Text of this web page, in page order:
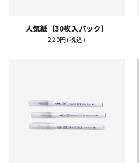
台湾グッズ
人気紙［30枚入パック］
220円(税込)